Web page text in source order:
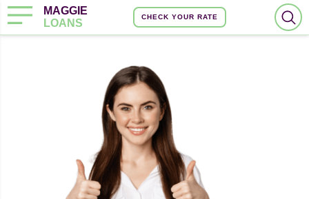
MAGGIE
LOANS
CHECK YOUR RATE